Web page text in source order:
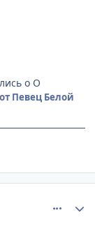
о О
Певец Белой